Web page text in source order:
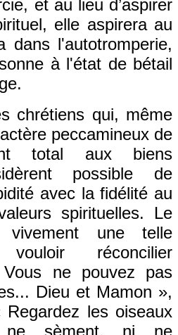
et au lieu d’aspirer
elle aspireraau
dans l'autotromperie,
à l'état de bétail
.
chrétiens qui, même
peccamineuxde
total aux biens
possible de
avec la fidélité au
spirituelles. Le
vivement une telle
vouloir réconcilier
Vous ne pouvez pas
Dieu et Mamon »,
Regardez les oiseaux
sèment, ni ne